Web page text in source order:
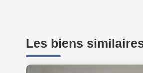
Les biens